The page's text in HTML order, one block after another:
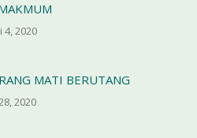
4, 2020
MATI BERUTANG
2020